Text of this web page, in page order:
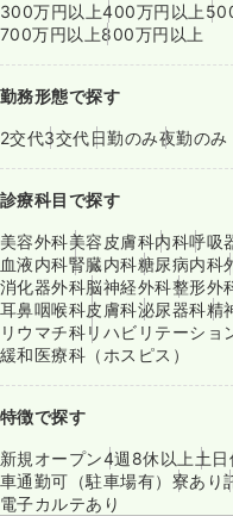
300万円以上400万円以上
700万円以上800万円以上
勤務形態で探す
2交代3交代日勤のみ夜勤のみ
診療科目で探す
美容外科美容皮膚科内科呼吸
血液内科腎臓内科糖尿病内科
消化器外科脳神経外科整形外
耳鼻咽喉科皮膚科泌尿器科精
リウマチ科リハビリテーショ
緩和医療科（ホスピス）
特徴で探す
新規オープン4週8休以上 土日
車通勤可（駐車場有） 寮あり
電子カルテあり